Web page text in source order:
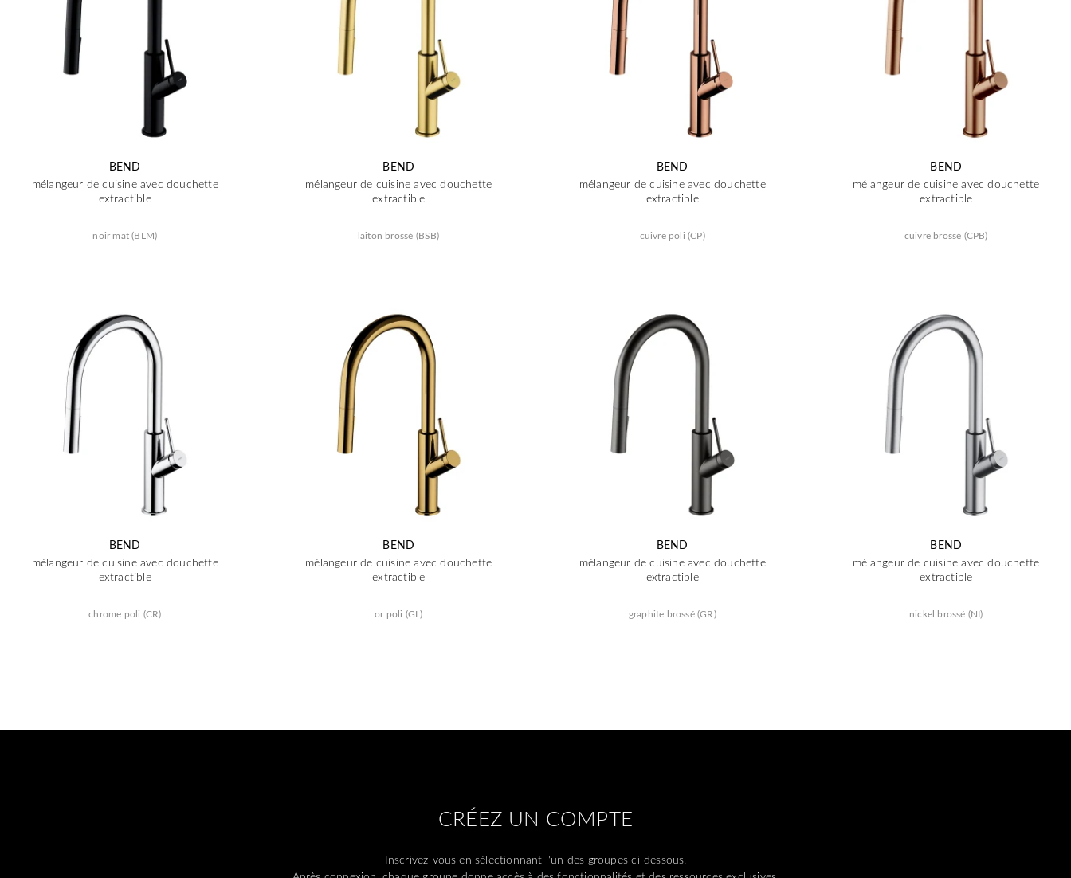
BEND
mélangeur de cuisine avec douchette
extractible
noir mat (BLM)
BEND
mélangeur de cuisine avec douchette
extractible
laiton brossé (BSB)
BEND
mélangeur de cuisine avec douchette
extractible
cuivre poli (CP)
BEND
mélangeur de cuisine avec douchette
extractible
cuivre brossé (CPB)
BEND
mélangeur de cuisine avec douchette
extractible
chrome poli (CR)
BEND
mélangeur de cuisine avec douchette
extractible
or poli (GL)
BEND
mélangeur de cuisine avec douchette
extractible
graphite brossé (GR)
BEND
mélangeur de cuisine avec douchette
extractible
nickel brossé (NI)
CRÉEZ UN COMPTE
Inscrivez-vous en sélectionnant l'un des groupes ci-dessous.